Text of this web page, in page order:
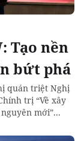
Tạo nền
bứt phá
quán triệt Nghị
trị “Về xây
mới”...